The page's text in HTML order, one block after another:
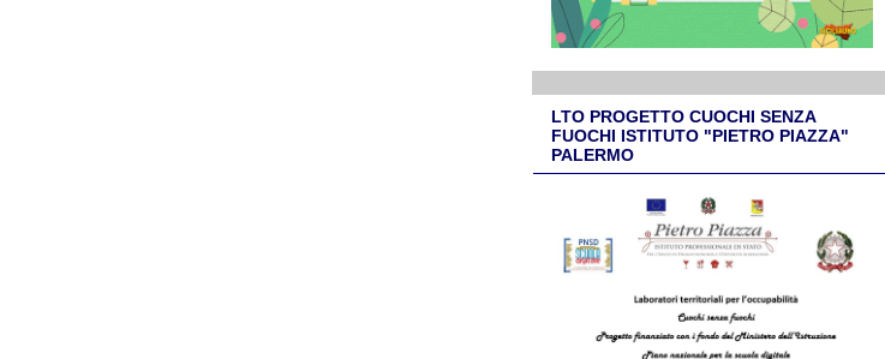
LTO PROGETTO CUOCHI SENZA
FUOCHI ISTITUTO "PIETRO PIAZZA"
PALERMO